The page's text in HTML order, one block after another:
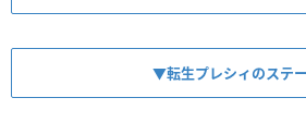
▼転生プレシィのステ